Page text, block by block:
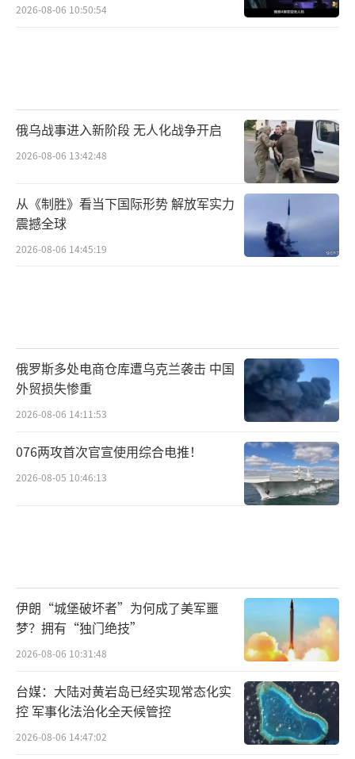
2026-08-06 10:50:54
俄乌战事进入新阶段 无人化战争开启
2026-08-06 13:42:48
从《制胜》看当下国际形势 解放军实力
震撼全球
2026-08-06 14:45:19
俄罗斯多处电商仓库遭乌克兰袭击 中国
外贸损失惨重
2026-08-06 14:11:53
076两攻首次官宣使用综合电推！
2026-08-05 10:46:13
伊朗“城堡破坏者”为何成了美军噩
梦？拥有“独门绝技”
2026-08-06 10:31:48
台媒：大陆对黄岩岛已经实现常态化实
控 军事化法治化全天候管控
2026-08-06 14:47:02